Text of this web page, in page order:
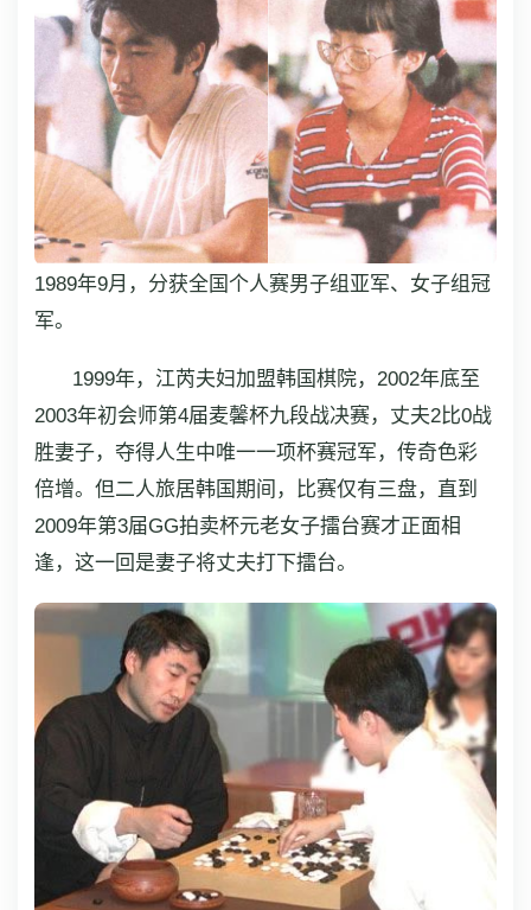
1989年9月，分获全国个人赛男子组亚军、女子组冠
军。
1999年，江芮夫妇加盟韩国棋院，2002年底至
2003年初会师第4届麦馨杯九段战决赛，丈夫2比0战
胜妻子，夺得人生中唯一一项杯赛冠军，传奇色彩
倍增。但二人旅居韩国期间，比赛仅有三盘，直到
2009年第3届GG拍卖杯元老女子擂台赛才正面相
逢，这一回是妻子将丈夫打下擂台。